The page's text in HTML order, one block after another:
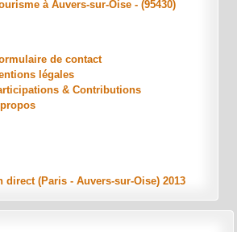
à Auvers-sur-Oise - (95430)
de contact
légales
& Contributions
direct (Paris - Auvers-sur-Oise) 2013